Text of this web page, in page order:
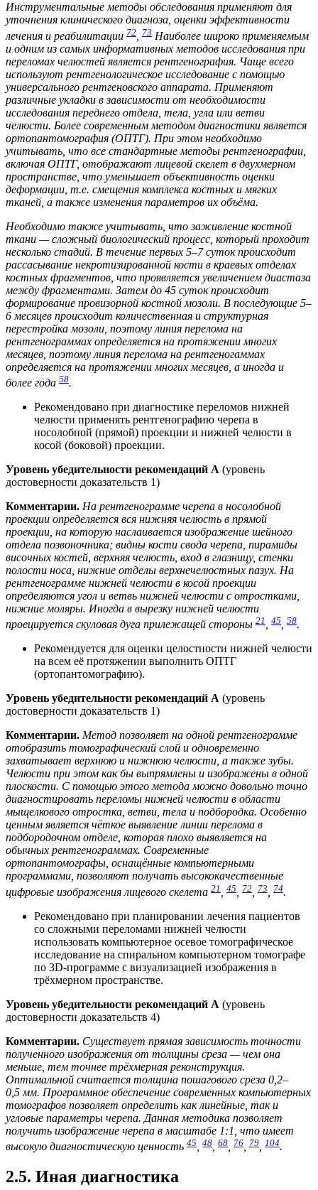
Инструментальные методы обследования применяют для
уточнения клинического диагноза, оценки эффективности
лечения и реабилитации 72 73 Наиболее широко применяемым
и одним из самых информативных методов исследования при
переломах челюстей является рентгенография. Чаще всего
используют рентгенологическое исследование с помощью
универсального рентгеновского аппарата. Применяют
различные укладки в зависимости от необходимости
исследования переднего отдела, тела, угла или ветви
челюсти. Более современным методом диагностики является
ортопантомография (ОПТГ). При этом необходимо
учитывать, что все стандартные методы рентгенографии,
включая ОПТГ, отображают лицевой скелет в двухмерном
пространстве, что уменьшает объективность оценки
деформации, т.е. смещения комплекса костных и мягких
тканей, а также изменения параметров их объёма.
Необходимо также учитывать, что заживление костной
ткани — сложный биологический процесс, который проходит
несколько стадий. В течение первых 5–7 суток происходит
рассасывание некротизированной кости в краевых отделах
костных фрагментов, что проявляется увеличением диастаза
между фрагментами. Затем до 45 суток происходит
формирование провизорной костной мозоли. В последующие 5–
6 месяцев происходит количественная и структурная
перестройка мозоли, поэтому линия перелома на
рентгенограммах определяется на протяжении многих
месяцев, поэтому линия перелома на рентгеногаммах
определяется на протяжении многих месяцев, а иногда и
более года 58.
Рекомендовано при диагностике переломов нижней
челюсти применять рентгенографию черепа в
носолобной (прямой) проекции и нижней челюсти в
косой (боковой) проекции.
Уровень убедительности рекомендаций А (уровень
достоверности доказательств 1)
Комментарии. На рентгенограмме черепа в носолобной
проекции определяется вся нижняя челюсть в прямой
проекции, на которую наслаивается изображение шейного
отдела позвоночника; видны кости свода черепа, пирамиды
височных костей, верхняя челюсть, вход в глазницу, стенки
полости носа, нижние отделы верхнечелюстных пазух. На
рентгенограмме нижней челюсти в косой проекции
определяются угол и ветвь нижней челюсти с отростками,
нижние моляры. Иногда в вырезку нижней челюсти
проецируется скуловая дуга прилежащей стороны 21 45 58.
Рекомендуется для оценки целостности нижней челюсти
на всем её протяжении выполнить ОПТГ
(ортопантомографию).
Уровень убедительности рекомендаций А (уровень
достоверности доказательств 1)
Комментарии. Метод позволяет на одной рентгенограмме
отобразить томографический слой и одновременно
захватывает верхнюю и нижнюю челюсти, а также зубы.
Челюсти при этом как бы выпрямлены и изображены в одной
плоскости. С помощью этого метода можно довольно точно
диагностировать переломы нижней челюсти в области
мыщелкового отростка, ветви, тела и подбородка. Особенно
ценным является чёткое выявление линии перелома в
подбородочном отделе, которая плохо выявляется на
обычных рентгенограммах. Современные
ортопантомографы, оснащённые компьютерными
программами, позволяют получать высококачественные
цифровые изображения лицевого скелета 21 45 72 73 74.
Рекомендовано при планировании лечения пациентов
со сложными переломами нижней челюсти
использовать компьютерное осевое томографическое
исследование на спиральном компьютерном томографе
по 3D-программе с визуализацией изображения в
трёхмерном пространстве.
Уровень убедительности рекомендаций А (уровень
достоверности доказательств 4)
Комментарии. Существует прямая зависимость точности
полученного изображения от толщины среза — чем она
меньше, тем точнее трёхмерная реконструкция.
Оптимальной считается толщина пошагового среза 0,2–
0,5 мм. Программное обеспечение современных компьютерных
томографов позволяет определить как линейные, так и
угловые параметры черепа. Данная методика позволяет
получить изображение черепа в масштабе 1:1, что имеет
высокую диагностическую ценность 45 48 68 76 79 104.
2.5. Иная диагностика